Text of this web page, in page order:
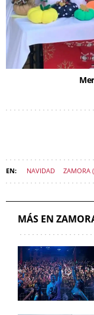
NAVIDAD ZAMORA
MÁS EN